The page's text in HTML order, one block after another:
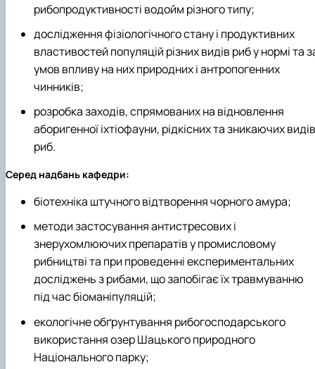
рибопродуктивності водойм різного типу;
дослідження фізіологічного стану і продуктивних
властивостей популяцій різних видів риб у нормі та
умов впливу на них природних і антропогенних
чинників;
розробка заходів, спрямованих на відновлення
аборигенної іхтіофауни, рідкісних та зникаючих видів
риб.
Серед надбань кафедри:
біотехніка штучного відтворення чорного амура;
методи застосування антистресових і
знерухомлюючих препаратів у промисловому
рибництві та при проведенні експериментальних
досліджень з рибами, що запобігає їх травмуванню
під час біоманіпуляцій;
екологічне обґрунтування рибогосподарського
використання озер Шацького природного
Національного парку;